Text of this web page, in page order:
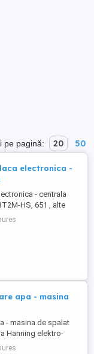
pe pagină: 20 50
electronica -
- centrala
HS, 651 , alte
pompa circulatie ,
stare de functionare
detalii in poze, pe
apa - masina
- masina de spalat
Hanning elektro-
- diametru 3 4